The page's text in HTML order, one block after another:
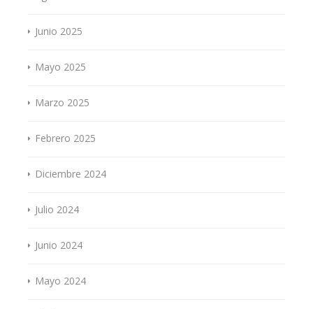
Junio 2025
Mayo 2025
Marzo 2025
Febrero 2025
Diciembre 2024
Julio 2024
Junio 2024
Mayo 2024